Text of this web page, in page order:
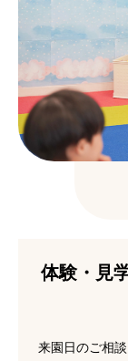
体験・見
来園日のご相